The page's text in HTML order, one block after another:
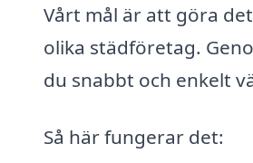
Vårt mål är att göra
olika städföretag.
du snabbt och enkelt
Så här fungerar det: